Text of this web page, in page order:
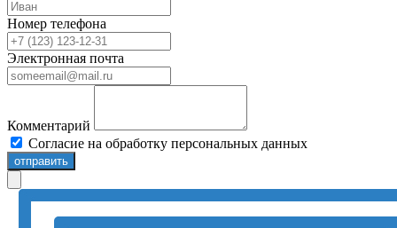
Номер телефона
Электронная почта
Комментарий
Согласие на обработку персональных данных
отправить